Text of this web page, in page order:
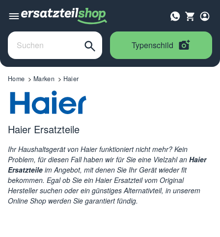
Typenschild
Home Marken Haier
Haier Ersatzteile
Ihr Haushaltsgerät von Haier funktioniert nicht mehr? Kein
Problem, für diesen Fall haben wir für Sie eine Vielzahl an Haier
Ersatzteile im Angebot, mit denen Sie Ihr Gerät wieder fit
bekommen. Egal ob Sie ein Haier Ersatzteil vom Original
Hersteller suchen oder ein günstiges Alternativteil, in unserem
Online Shop werden Sie garantiert fündig.